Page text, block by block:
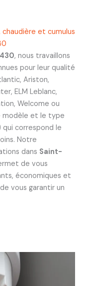
et cumulus
, nous travaillons
pour leur qualité
Ariston,
ELM Leblanc,
Welcome ou
modèle et le type
qui correspond le
Notre
dans Saint-
de vous
économiques et
vous garantir un